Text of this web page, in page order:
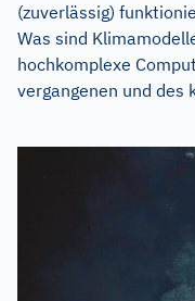
(zuverlässig)
Was sind
hochkomplexe
vergangenen und des